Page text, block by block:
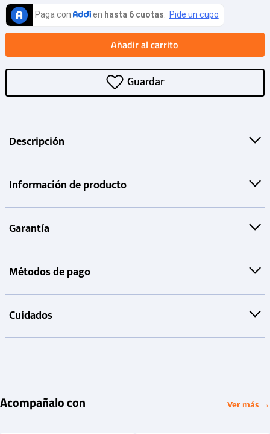
Añadir al carrito
Descripción
Información de producto
Garantía
Métodos de pago
Cuidados
Acompañalo con Ver más →